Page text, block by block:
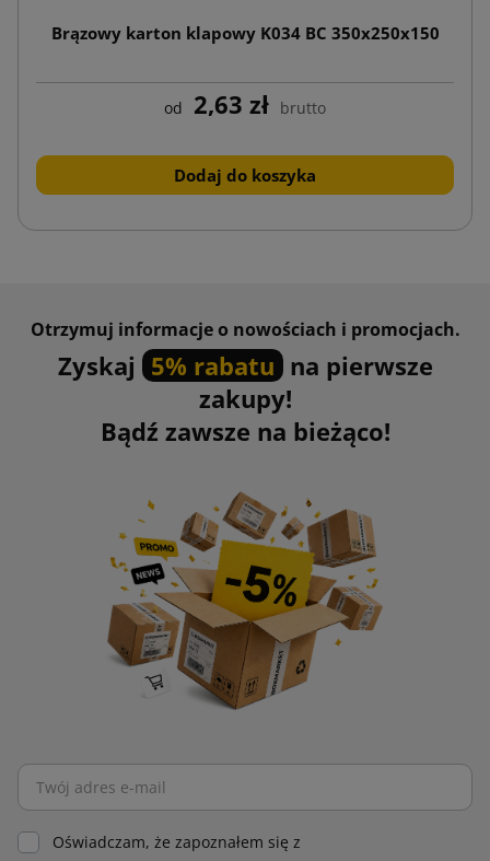
Brązowy karton klapowy K034 BC 350x250x150
od 2,63 zł brutto
Dodaj do koszyka
Otrzymuj informacje o nowościach i promocjach.
Zyskaj 5% rabatu na pierwsze
zakupy!
Bądź zawsze na bieżąco!
Oświadczam, że zapoznałem się z